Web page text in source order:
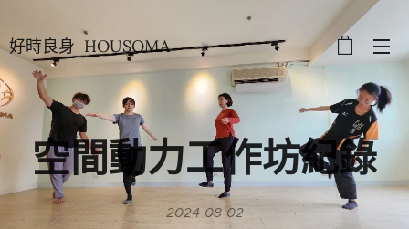
好時良身 HOUSOMA
空間動力工作坊紀錄
2024-08-02